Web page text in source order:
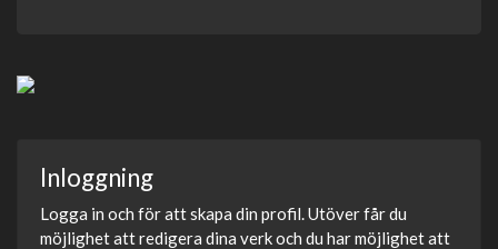
Inloggning
Logga in och för att skapa din profil. Utöver får du
möjlighet att redigera dina verk och du har möjlighet att